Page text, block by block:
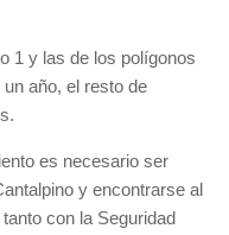
1 y las de los polígonos
año, el resto de
es necesario ser
y encontrarse al
con la Seguridad